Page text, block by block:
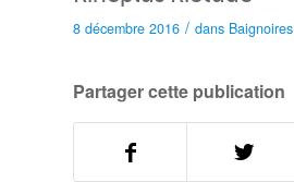
8 décembre 2016 / dans Baignoires
Partager cette publication